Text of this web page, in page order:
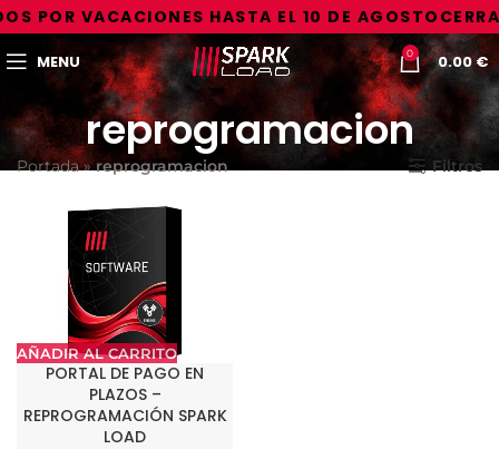
POR VACACIONES HASTA EL 10 DE AGOSTO
MENU 0 0.00€
reprogramacion
Portada»reprogramacion Filtros
AÑADIR AL CARRITO
PORTAL DE PAGO EN
PLAZOS –
REPROGRAMACIÓN SPARK
LOAD